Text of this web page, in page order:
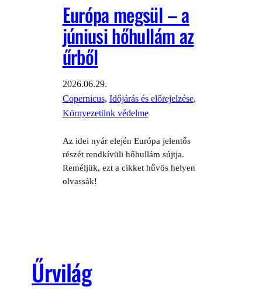
Európa megsül – a
júniusi hőhullám az
űrből
2026.06.29.
Copernicus, Időjárás és előrejelzése
Környezetünk védelme
Az idei nyár elején Európa jelentős
részét rendkívüli hőhullám sújtja.
Reméljük, ezt a cikket hűvös helyen
olvassák!
Űrvilág